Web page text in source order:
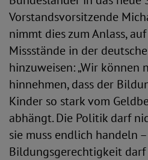
Vorstandsvorsitzende
nimmt dies zum Anlass,
Missstände in der
hinzuweisen: „Wir können
hinnehmen, dass der
Kinder so stark vom
abhängt. Die Politik darf
sie muss endlich handeln –
Bildungsgerechtigkeit darf